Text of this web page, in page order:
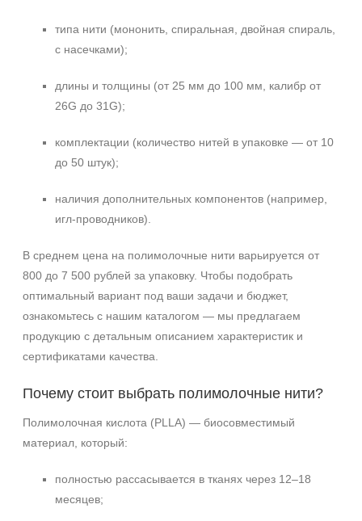
типа нити (мононить, спиральная, двойная спираль,
с насечками);
длины и толщины (от 25 мм до 100 мм, калибр от
26G до 31G);
комплектации (количество нитей в упаковке — от 10
до 50 штук);
наличия дополнительных компонентов (например,
игл-проводников).
В среднем цена на полимолочные нити варьируется от
800 до 7 500 рублей за упаковку. Чтобы подобрать
оптимальный вариант под ваши задачи и бюджет,
ознакомьтесь с нашим каталогом — мы предлагаем
продукцию с детальным описанием характеристик и
сертификатами качества.
Почему стоит выбрать полимолочные нити?
Полимолочная кислота (PLLA) — биосовместимый
материал, который:
полностью рассасывается в тканях через 12–18
месяцев;
+7 (929) 933-09-89